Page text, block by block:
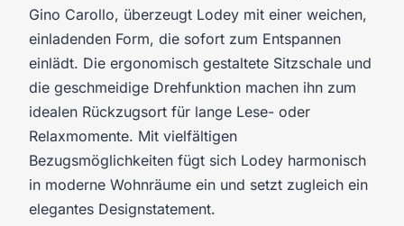
Gino Carollo, überzeugt Lodey mit einer weichen,
einladenden Form, die sofort zum Entspannen
einlädt. Die ergonomisch gestaltete Sitzschale und
die geschmeidige Drehfunktion machen ihn zum
idealen Rückzugsort für lange Lese- oder
Relaxmomente. Mit vielfältigen
Bezugsmöglichkeiten fügt sich Lodey harmonisch
in moderne Wohnräume ein und setzt zugleich ein
elegantes Designstatement.